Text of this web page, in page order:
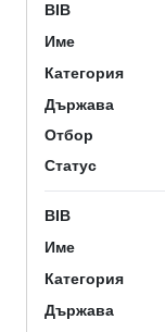
BIB
Име
Категория
Държава
Отбор
Статус
BIB
Име
Категория
Държава